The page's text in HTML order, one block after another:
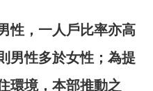
性，一人戶比率亦高
男性多於女性；為提
環境，本部推動之